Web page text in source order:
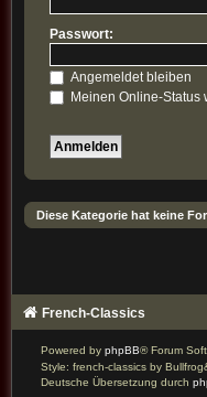
Passwort:
Angemeldet bleiben
Meinen Online-Status
Diese Kategorie hat keine
French-Classics
Powered by phpBB® Forum
Style: french-classics by
Deutsche Übersetzung durch